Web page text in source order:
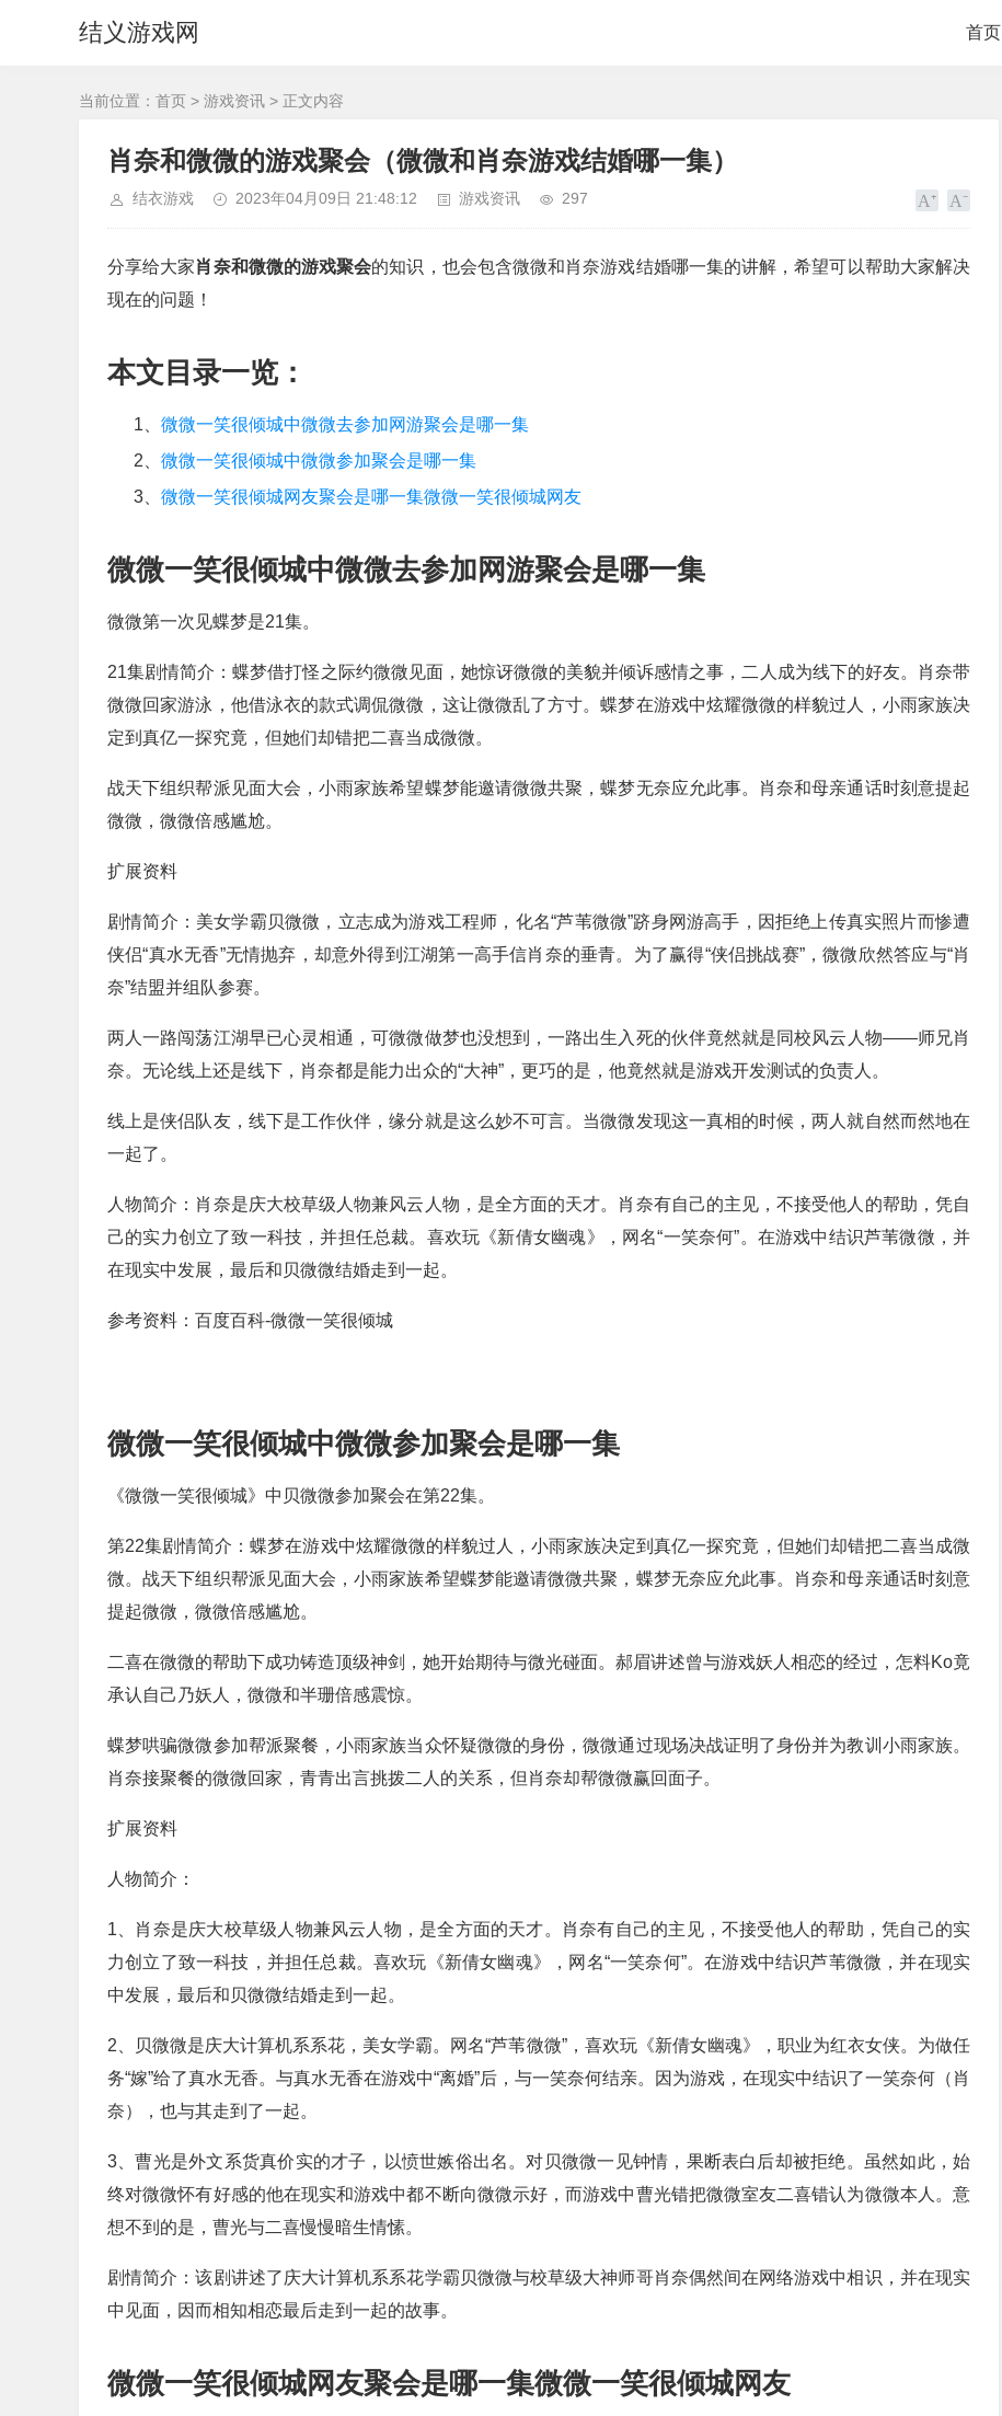
结义游戏网 首页
当前位置： 首页 > 游戏资讯 > 正文内容
肖奈和微微的游戏聚会（微微和肖奈游戏结婚哪一集）
结衣游戏 2023年04月09日 21:48:12 游戏资讯 297
分享给大家肖奈和微微的游戏聚会的知识，也会包含微微和肖奈游戏结婚哪一集的讲解，希望可以帮助大家解决
现在的问题！
本文目录一览：
1、 微微一笑很倾城中微微去参加网游聚会是哪一集
2、 微微一笑很倾城中微微参加聚会是哪一集
3、 微微一笑很倾城网友聚会是哪一集微微一笑很倾城网友
微微一笑很倾城中微微去参加网游聚会是哪一集
微微第一次见蝶梦是21集。
21集剧情简介：蝶梦借打怪之际约微微见面，她惊讶微微的美貌并倾诉感情之事，二人成为线下的好友。肖奈带
微微回家游泳，他借泳衣的款式调侃微微，这让微微乱了方寸。蝶梦在游戏中炫耀微微的样貌过人，小雨家族决
定到真亿一探究竟，但她们却错把二喜当成微微。
战天下组织帮派见面大会，小雨家族希望蝶梦能邀请微微共聚，蝶梦无奈应允此事。肖奈和母亲通话时刻意提起
微微，微微倍感尴尬。
扩展资料
剧情简介：美女学霸贝微微，立志成为游戏工程师，化名“芦苇微微”跻身网游高手，因拒绝上传真实照片而惨遭
侠侣“真水无香”无情抛弃，却意外得到江湖第一高手信肖奈的垂青。为了赢得“侠侣挑战赛”，微微欣然答应与“肖
奈”结盟并组队参赛。
两人一路闯荡江湖早已心灵相通，可微微做梦也没想到，一路出生入死的伙伴竟然就是同校风云人物——师兄肖
奈。无论线上还是线下，肖奈都是能力出众的“大神”，更巧的是，他竟然就是游戏开发测试的负责人。
线上是侠侣队友，线下是工作伙伴，缘分就是这么妙不可言。当微微发现这一真相的时候，两人就自然而然地在
一起了。
人物简介：肖奈是庆大校草级人物兼风云人物，是全方面的天才。肖奈有自己的主见，不接受他人的帮助，凭自
己的实力创立了致一科技，并担任总裁。喜欢玩《新倩女幽魂》，网名“一笑奈何”。在游戏中结识芦苇微微，并
在现实中发展，最后和贝微微结婚走到一起。
参考资料：百度百科-微微一笑很倾城
微微一笑很倾城中微微参加聚会是哪一集
《微微一笑很倾城》中贝微微参加聚会在第22集。
第22集剧情简介：蝶梦在游戏中炫耀微微的样貌过人，小雨家族决定到真亿一探究竟，但她们却错把二喜当成微
微。战天下组织帮派见面大会，小雨家族希望蝶梦能邀请微微共聚，蝶梦无奈应允此事。肖奈和母亲通话时刻意
提起微微，微微倍感尴尬。
二喜在微微的帮助下成功铸造顶级神剑，她开始期待与微光碰面。郝眉讲述曾与游戏妖人相恋的经过，怎料Ko竟
承认自己乃妖人，微微和半珊倍感震惊。
蝶梦哄骗微微参加帮派聚餐，小雨家族当众怀疑微微的身份，微微通过现场决战证明了身份并为教训小雨家族。
肖奈接聚餐的微微回家，青青出言挑拨二人的关系，但肖奈却帮微微赢回面子。
扩展资料
人物简介：
1、肖奈是庆大校草级人物兼风云人物，是全方面的天才。肖奈有自己的主见，不接受他人的帮助，凭自己的实
力创立了致一科技，并担任总裁。喜欢玩《新倩女幽魂》，网名“一笑奈何”。在游戏中结识芦苇微微，并在现实
中发展，最后和贝微微结婚走到一起。
2、贝微微是庆大计算机系系花，美女学霸。网名“芦苇微微”，喜欢玩《新倩女幽魂》，职业为红衣女侠。为做任
务“嫁”给了真水无香。与真水无香在游戏中“离婚”后，与一笑奈何结亲。因为游戏，在现实中结识了一笑奈何（肖
奈），也与其走到了一起。
3、曹光是外文系货真价实的才子，以愤世嫉俗出名。对贝微微一见钟情，果断表白后却被拒绝。虽然如此，始
终对微微怀有好感的他在现实和游戏中都不断向微微示好，而游戏中曹光错把微微室友二喜错认为微微本人。意
想不到的是，曹光与二喜慢慢暗生情愫。
剧情简介：该剧讲述了庆大计算机系系花学霸贝微微与校草级大神师哥肖奈偶然间在网络游戏中相识，并在现实
中见面，因而相知相恋最后走到一起的故事。
微微一笑很倾城网友聚会是哪一集微微一笑很倾城网友